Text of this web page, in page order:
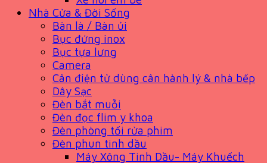
Nhà Cửa & Đời Sống
Bàn là / Bàn ủi
Bục đứng inox
Bục tựa lưng
Camera
Cân điện tử dùng cân hành lý & nhà bếp
Dây Sạc
Đèn bắt muỗi
Đèn đọc flim y khoa
Đèn phòng tối rửa phim
Đèn phun tinh dầu
Máy Xông Tinh Dầu- Máy Khuếch